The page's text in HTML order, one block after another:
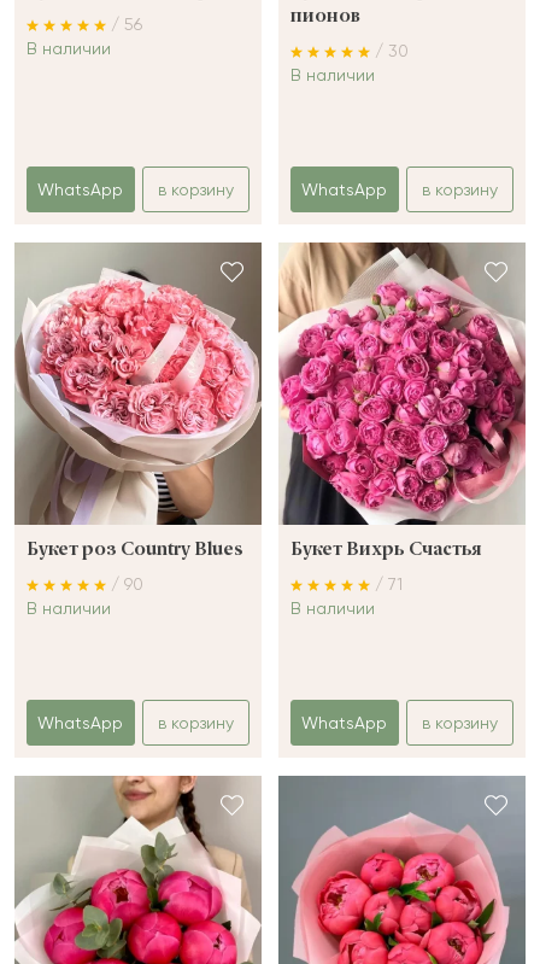
/ 56
В наличии
WhatsApp в корзину
пионов
/ 30
В наличии
WhatsApp в корзину
Букет роз Country Blues
/ 90
В наличии
WhatsApp в корзину
Букет Вихрь Счастья
/ 71
В наличии
WhatsApp в корзину